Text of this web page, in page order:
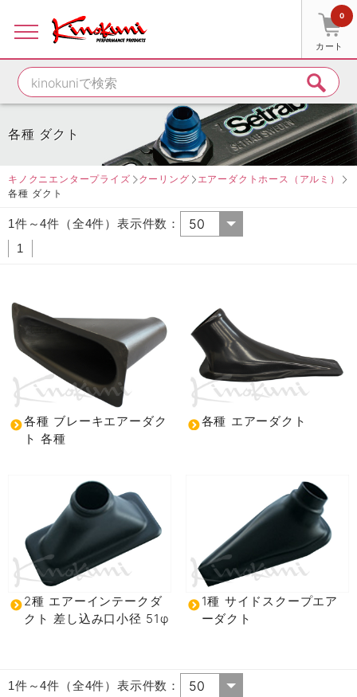
カート
0
各種 ダクト
キノクニエンタープライズ クーリング エアーダクトホース（アルミ）
各種 ダクト
1件～4件（全4件）表示件数：
1
各種 ブレーキエアーダク
ト 各種
各種 エアーダクト
2種 エアーインテークダ
クト 差し込み口小径 51φ
1種 サイドスクープエア
ーダクト
1件～4件（全4件）表示件数：